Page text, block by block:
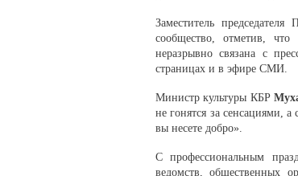
Заместитель
сообщество, отметив,
неразрывно связана с
страницах и в эфире СМИ.
Министр культуры КБР
не гонятся за сенсациями,
вы несете добро».
С профессиональным
ведомств, общественных